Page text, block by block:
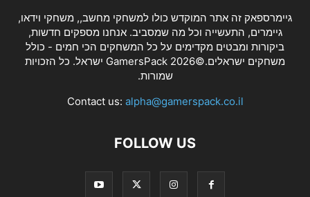
גיימרספאק זה אתר המוקדש כולו למשחקי מחשב,, משחקי וידאו,
גיימרים, התעשייה וכל מה שמסביב. אנחנו מספקים חדשות,
ביקורות ומבטים מקדימים על כל המשחקים הכי חמים - כולל
משחקים ישראלים.©2026 GamersPack ישראל. כל הזכויות
שמורות.
Contact us: alpha@gamerspack.co.il
FOLLOW US